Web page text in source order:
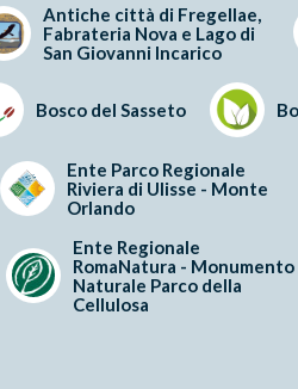
Antiche città di Fregellae,
Fabrateria Nova e Lago di
San Giovanni Incarico
Bosco del Sasseto
Ente Parco Regionale
Riviera di Ulisse - Monte
Orlando
Ente Regionale
RomaNatura - Monumento
Naturale Parco della
Cellulosa